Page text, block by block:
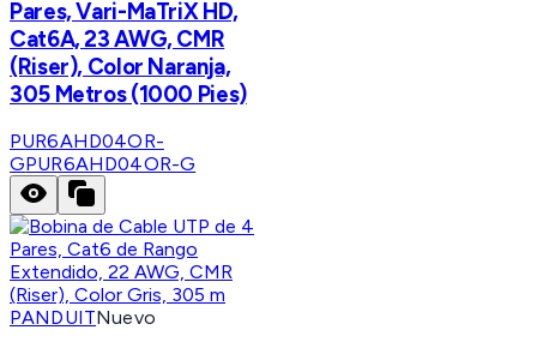
Pares, Vari-MaTriX HD,
Cat6A, 23 AWG, CMR
(Riser), Color Naranja,
305 Metros (1000 Pies)
PUR6AHD04OR-
GPUR6AHD04OR-G
PANDUITNuevo